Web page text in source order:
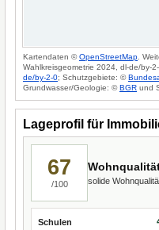
Kartendaten ©OpenStreetMap .
Wahlkreisgeometrie 2024, dl-de/by-
de/by-2-0; Schutzgebiete: ©
Grundwasser/Geologie: ©BGR und
Lageprofil für
67
/100 solide
Schulen